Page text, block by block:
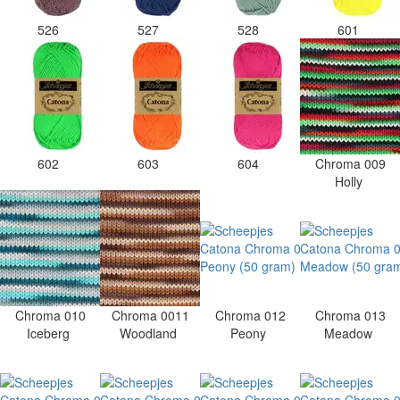
526 527 528 601
602 603 604
Chroma 009
Holly
Chroma 010
Iceberg
Chroma 0011
Woodland
Chroma 012
Peony
Chroma 013
Meadow